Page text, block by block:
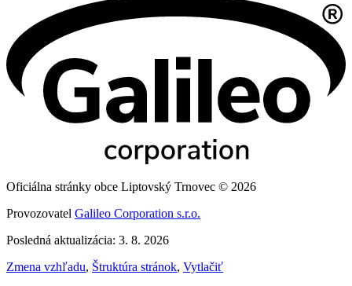
Oficiálna stránky obce Liptovský Trnovec © 2026
Provozovatel Galileo Corporation s.r.o.
Posledná aktualizácia: 3. 8. 2026
Zmena vzhľadu, Štruktúra stránok, Vytlačiť